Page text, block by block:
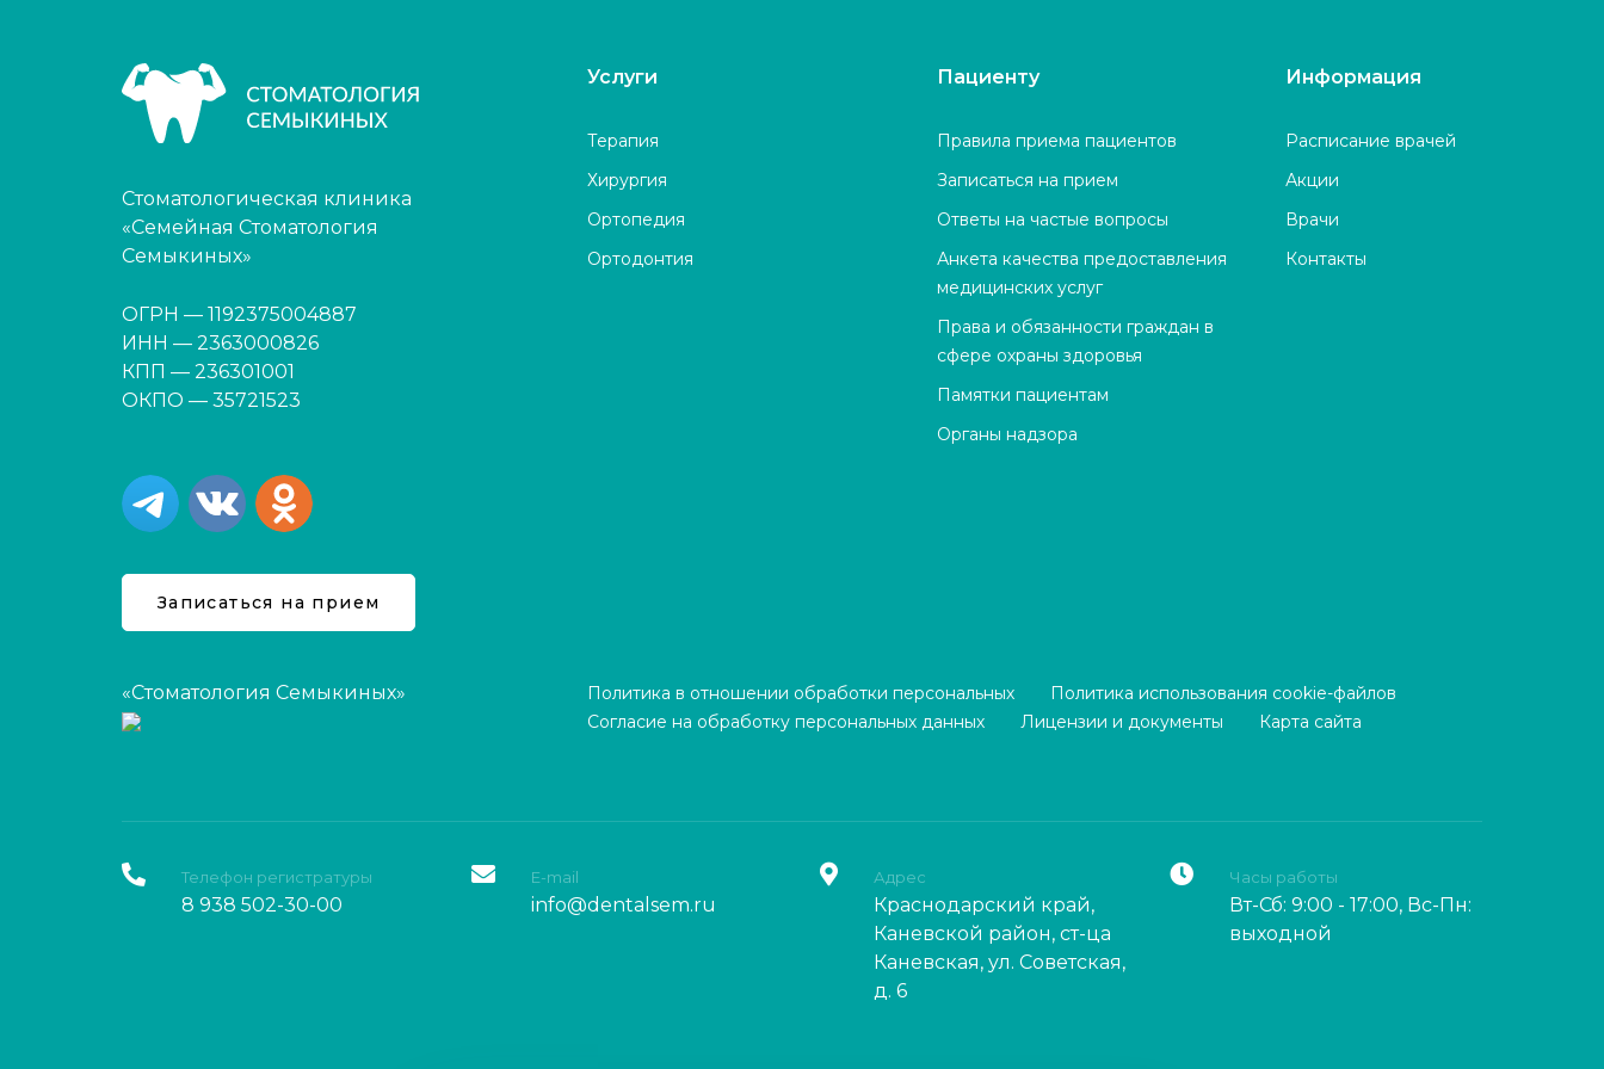
Стоматологическая клиника
«Семейная Стоматология
Семыкиных»
ОГРН — 1192375004887
ИНН — 2363000826
КПП — 236301001
ОКПО — 35721523
Записаться на прием
Услуги
Терапия
Хирургия
Ортопедия
Ортодонтия
Пациенту
Правила приема пациентов
Записаться на прием
Ответы на частые вопросы
Анкета качества предоставления
медицинских услуг
Права и обязанности граждан в
сфере охраны здоровья
Памятки пациентам
Органы надзора
Информация
Расписание врачей
Акции
Врачи
Контакты
«Стоматология Семыкиных» Политика в отношении обработки персональных
Политика использования cookie-файлов
Согласие на обработку персональных данных
Лицензии и документы Карта сайта
Телефон регистратуры
8 938 502-30-00
E-mail
info@dentalsem.ru
Адрес
Краснодарский край,
Каневской район, ст-ца
Каневская, ул. Советская,
д. 6
Часы работы
Вт-Сб: 9:00 - 17:00, Вс-Пн:
выходной